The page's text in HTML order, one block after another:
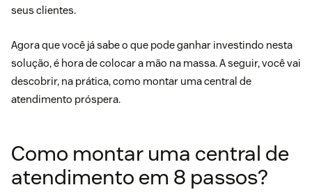
seus clientes.
Agora que você já sabe o que pode ganhar investindo nesta
solução, é hora de colocar a mão na massa. A seguir, você vai
descobrir, na prática, como montar uma central de
atendimento próspera.
Como montar uma central de
atendimento em 8 passos?